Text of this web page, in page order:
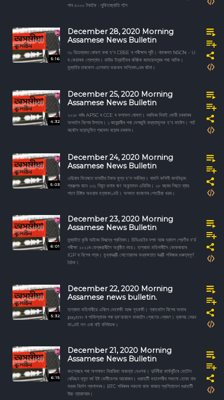
পাব ৫০০০ টকাকৈ : লুৰিণজ্যোতি গগৈ
5:16
December 28, 2020 Morning
Assamese News Bulletin
৩১ ডিচেম্বৰত ঘোষণা কৰা হ'ব CBSE ৰ পৰীক্ষাৰ সূচী। নামৰূপত NSCN - U
ৰ কেডাৰক গ্ৰেপ্তাৰ। ডাউড ইব্রাহীমৰ ঘনিষ্ঠক জামছেদপুৰৰ পৰা আটক।
মুম্বাইৰ চাৰকোপ এলেকাত ভয়ংকৰ অগ্নিকাণ্ডৰ ঘটনা।
4:32
December 25, 2020 Morning
Assamese News Bulletin
২০১৮ বৰ্ষৰ APSC ৰ CCE ৰ ফলাফল ঘোষণা। বৰদিনৰ দিনাই মোডী চৰকাৰৰ
অসমলৈ বিশেষ উপহাৰ। ১ জানুৱাৰীৰ পৰা দেশজুৰি বাধ্যতামূলক হ'ব ফাষ্টেগ। পাচঁ
বছৰলৈ বড়োভূমিত প্ৰমোদ বড়োৰ চৰকাৰ।
5:03
December 24, 2020 Morning
Assamese News Bulletin
এছিয়াৰ ভিতৰতে ভাৰতীয় টকাৰ মূল্য হ'ল সৰ্বনিম্ন। নামনি কপিলী জলবিদ্যুৎ
প্ৰকল্পৰ বাবে ২৩১ নিযুত ডলাৰ ঋণ অনুমোদন এডিবিৰ। ২৮ বছৰৰ পিছত ন্যায়
পালে চিষ্টাৰ অভয়াৰ হত্যাকাণ্ডই। অসমত কৰোণাৰ শেহতীয়া খৱৰ।
6:01
December 23, 2020 Morning
Assamese News Bulletin
মুম্বাইত কৃষি আইনৰ বিৰূদ্ধে প্ৰতিবাদ। চিবিএছইৰ দশম আৰু দ্বাদশ শ্ৰেণীৰ ব'ৰ্ড
পৰীক্ষা ২০২১ৰ ফেব্ৰুৱাৰীলৈ অনুষ্ঠিত নহয়। হাগ্ৰামা মহিলাৰীলৈ কোকৰাঝাৰ
IGP ৰ বিশেষ পত্ৰ। মুখ্যমন্ত্রী সোণোৱালৰ অধ্যক্ষতাত মন্ত্রী পৰিষদৰ গুৰুত্বপূৰ্ণ
বৈঠক।
5:32
December 22, 2020 Morning
Assamese news bulletin.
হাগ্ৰামা মহিলাৰীয়ে এৰিলে দেহৰক্ষী আৰু গৃহৰক্ষী। গ্ৰাহকলৈ বিশেষ অফাৰ
paytm ৰ পাকিস্তানৰ পৰা ড্ৰ'নযোগে ভাৰতলৈ গ্ৰেণেড প্ৰেৰণ। ড্ৰাগছ সেৱন
কাণ্ডই লগ এৰা নাই বলিউডক।
6:15
December 21, 2020 Morning
Assamese News Bulletin
কংগ্ৰেছৰ পৰা অপসাৰণ বিধায়িকা অজন্তা নেওগক। দুদিনীয়া কাৰ্যসূচীৰে হোটেল
ৰেডিছন ব্লুত নৰ্থ ইষ্ট ফেষ্টিভেলৰ আয়োজন। গুৱাহাটী মহানগৰীৰ সকলো হোকা বাৰ
বন্ধৰ নিৰ্দেশ প্ৰশাসনৰ। BTC পৰিষদৰ সকলো কাম কাজত স্থগিতাদেশ গুৱাহাটী
উচ্চ ন্যায়ালয়ৰ।